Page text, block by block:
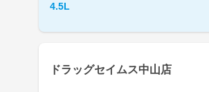
4.5L
ドラッグセイムス中山店